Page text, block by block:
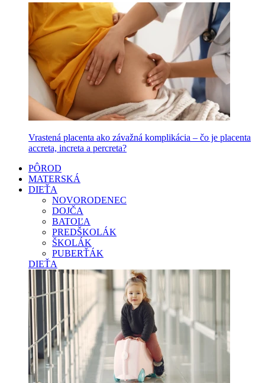
Vrastená placenta ako závažná komplikácia – čo je placenta
accreta, increta a percreta?
PÔROD
MATERSKÁ
DIEŤA
NOVORODENEC
DOJČA
BATOĽA
PREDŠKOLÁK
ŠKOLÁK
PUBERŤÁK
DIEŤA